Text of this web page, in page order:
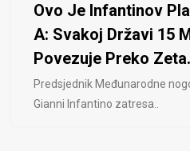
Ovo Je Infantinov
A: Svakoj Državi 15
Povezuje Preko
Predsjednik Međunarodne
Gianni Infantino zatresa..